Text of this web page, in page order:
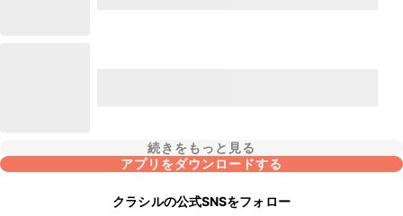
続きをもっと見る
アプリをダウンロードする
クラシルの公式SNSをフォロー